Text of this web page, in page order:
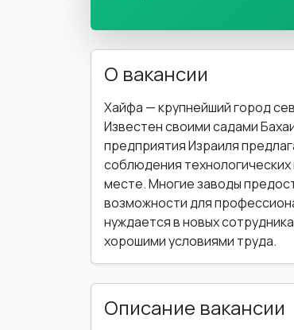
О вакансии
Хайфа — крупнейший город
Известен своими садами
предприятия Израиля
соблюдения
месте. Многие заводы
возможности для
нуждается в новых
хорошими условиями труда.
Описание вакансии